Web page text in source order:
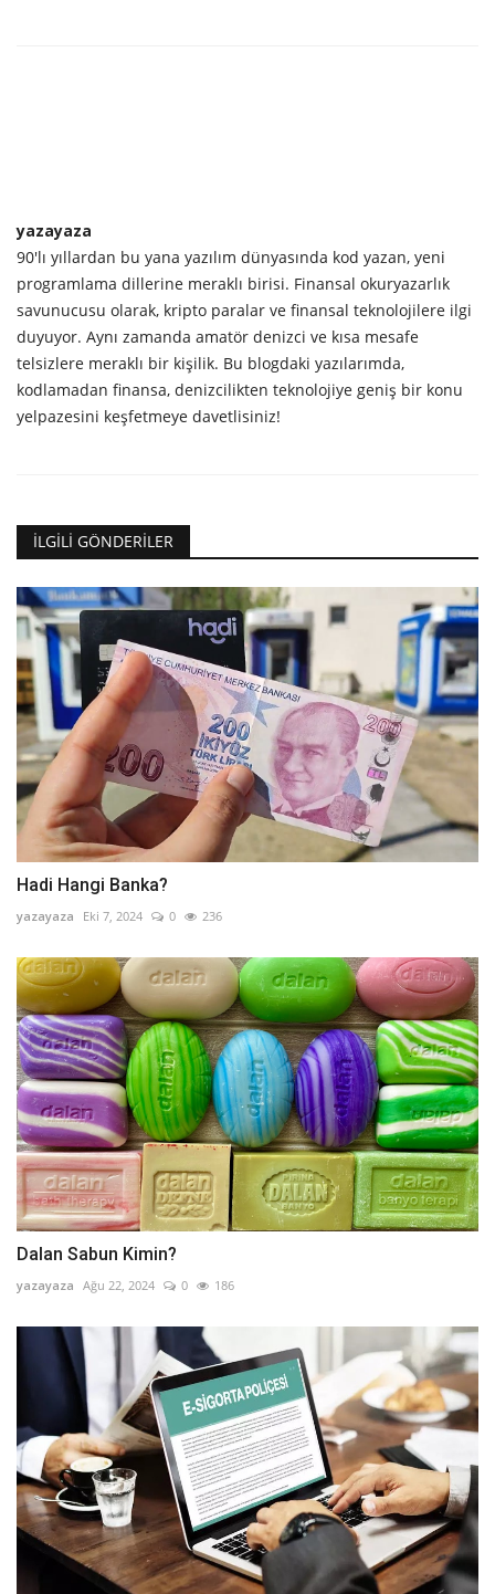
yazayaza
90'lı yıllardan bu yana yazılım dünyasında kod yazan, yeni
programlama dillerine meraklı birisi. Finansal okuryazarlık
savunucusu olarak, kripto paralar ve finansal teknolojilere ilgi
duyuyor. Aynı zamanda amatör denizci ve kısa mesafe
telsizlere meraklı bir kişilik. Bu blogdaki yazılarımda,
kodlamadan finansa, denizcilikten teknolojiye geniş bir konu
yelpazesini keşfetmeye davetlisiniz!
İLGILI GÖNDERILER
Hadi Hangi Banka?
yazayaza Eki 7, 2024 0 236
Dalan Sabun Kimin?
yazayaza Ağu 22, 2024 0 186